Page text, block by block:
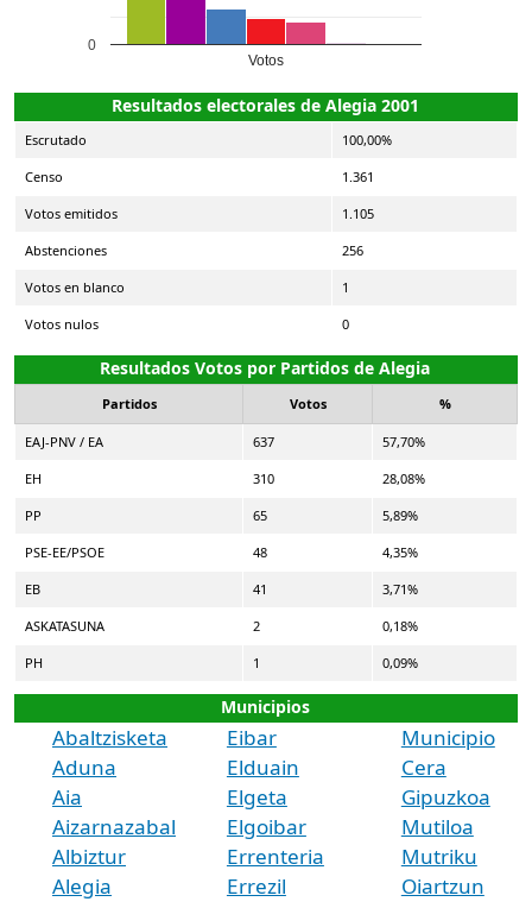
Votos
0
Resultados electorales de Alegia 2001
Escrutado 100,00%
Censo 1.361
Votos emitidos 1.105
Abstenciones 256
Votos en blanco 1
Votos nulos 0
Resultados Votos por Partidos de Alegia
Partidos Votos %
EAJ-PNV / EA 637 57,70%
EH 310 28,08%
PP 65 5,89%
PSE-EE/PSOE 48 4,35%
EB 41 3,71%
ASKATASUNA 2 0,18%
PH 1 0,09%
Municipios
Abaltzisketa
Aduna
Aia
Aizarnazabal
Albiztur
Alegia
Eibar
Elduain
Elgeta
Elgoibar
Errenteria
Errezil
Municipio
Cera
Gipuzkoa
Mutiloa
Mutriku
Oiartzun